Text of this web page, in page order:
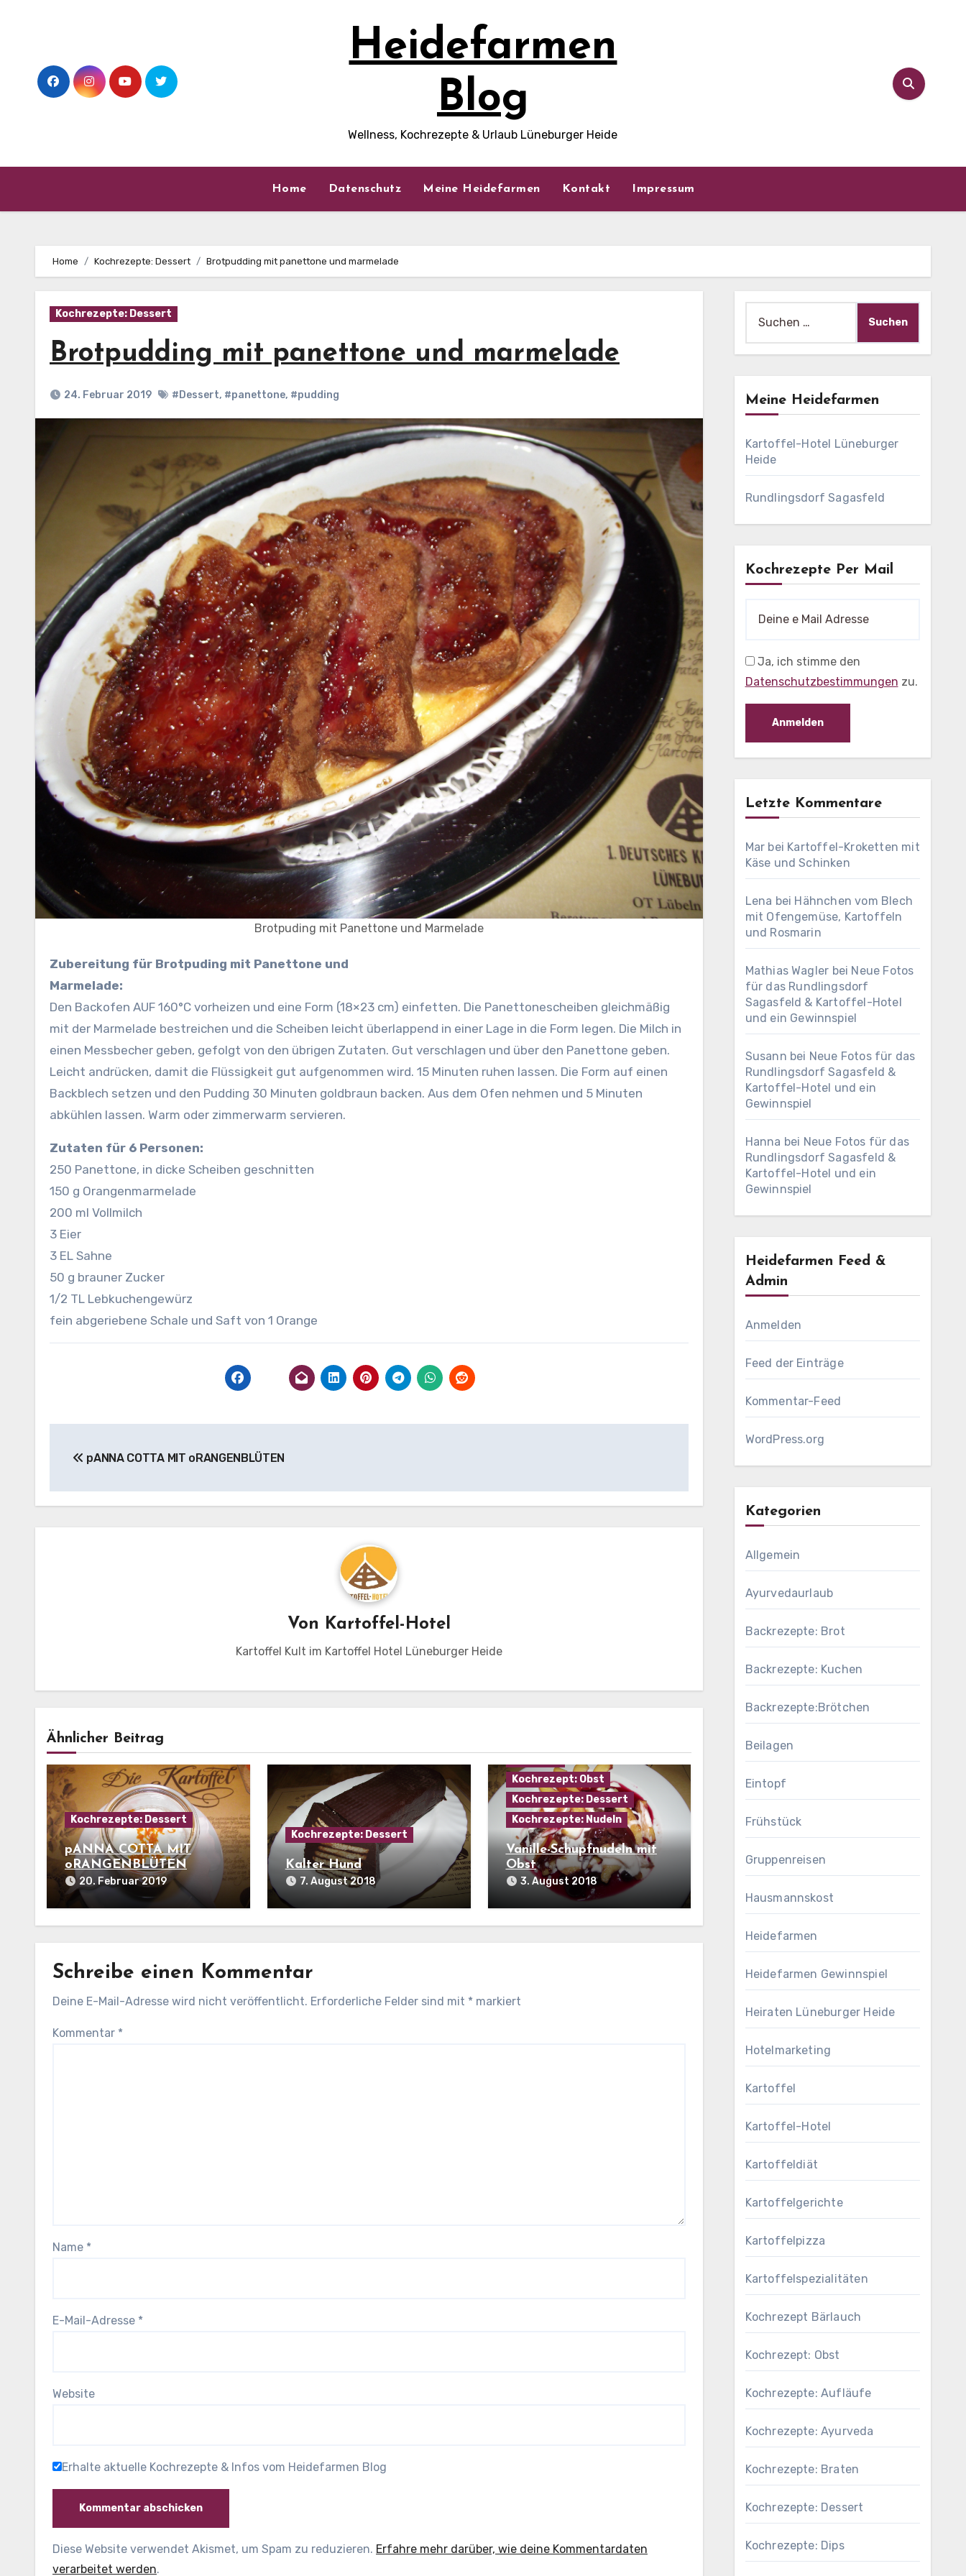
Heidefarmen
Blog
Wellness, Kochrezepte & Urlaub Lüneburger Heide
Home Datenschutz Meine Heidefarmen Kontakt Impressum
Home Kochrezepte: Dessert Brotpudding mit panettone und marmelade
Kochrezepte: Dessert
Brotpudding mit panettone und marmelade
24. Februar 2019 #Dessert, #panettone, #pudding
Brotpuding mit Panettone und Marmelade
Zubereitung für Brotpuding mit Panettone und
Marmelade:
Den Backofen AUF 160°C vorheizen und eine Form (18×23 cm) einfetten. Die Panettonescheiben gleichmäßig
mit der Marmelade bestreichen und die Scheiben leicht überlappend in einer Lage in die Form legen. Die Milch in
einen Messbecher geben, gefolgt von den übrigen Zutaten. Gut verschlagen und über den Panettone geben.
Leicht andrücken, damit die Flüssigkeit gut aufgenommen wird. 15 Minuten ruhen lassen. Die Form auf einen
Backblech setzen und den Pudding 30 Minuten goldbraun backen. Aus dem Ofen nehmen und 5 Minuten
abkühlen lassen. Warm oder zimmerwarm servieren.
Zutaten für 6 Personen:
250 Panettone, in dicke Scheiben geschnitten
150 g Orangenmarmelade
200 ml Vollmilch
3 Eier
3 EL Sahne
50 g brauner Zucker
1/2 TL Lebkuchengewürz
fein abgeriebene Schale und Saft von 1 Orange
pANNA COTTA MIT oRANGENBLÜTEN
Von Kartoffel-Hotel
Kartoffel Kult im Kartoffel Hotel Lüneburger Heide
Ähnlicher Beitrag
Kochrezepte: Dessert
pANNA COTTA MIT
oRANGENBLÜTEN
20. Februar 2019
Kochrezepte: Dessert
Kalter Hund
7. August 2018
Kochrezept: Obst
Kochrezepte: Dessert
Kochrezepte: Nudeln
Vanille-Schupfnudeln mit
Obst
3. August 2018
Schreibe einen Kommentar
Deine E-Mail-Adresse wird nicht veröffentlicht. Erforderliche Felder sind mit * markiert
Kommentar *
Name *
E-Mail-Adresse *
Website
Erhalte aktuelle Kochrezepte & Infos vom Heidefarmen Blog
Diese Website verwendet Akismet, um Spam zu reduzieren. Erfahre mehr darüber, wie deine Kommentardaten
verarbeitet werden.
nach:
Meine Heidefarmen
Kartoffel-Hotel Lüneburger
Heide
Rundlingsdorf Sagasfeld
Kochrezepte Per Mail
Ja, ich stimme den
Datenschutzbestimmungen zu.
Letzte Kommentare
Mar bei Kartoffel-Kroketten mit
Käse und Schinken
Lena bei Hähnchen vom Blech
mit Ofengemüse, Kartoffeln
und Rosmarin
Mathias Wagler bei Neue Fotos
für das Rundlingsdorf
Sagasfeld & Kartoffel-Hotel
und ein Gewinnspiel
Susann bei Neue Fotos für das
Rundlingsdorf Sagasfeld &
Kartoffel-Hotel und ein
Gewinnspiel
Hanna bei Neue Fotos für das
Rundlingsdorf Sagasfeld &
Kartoffel-Hotel und ein
Gewinnspiel
Heidefarmen Feed &
Admin
Anmelden
Feed der Einträge
Kommentar-Feed
WordPress.org
Kategorien
Allgemein
Ayurvedaurlaub
Backrezepte: Brot
Backrezepte: Kuchen
Backrezepte:Brötchen
Beilagen
Eintopf
Frühstück
Gruppenreisen
Hausmannskost
Heidefarmen
Heidefarmen Gewinnspiel
Heiraten Lüneburger Heide
Hotelmarketing
Kartoffel
Kartoffel-Hotel
Kartoffeldiät
Kartoffelgerichte
Kartoffelpizza
Kartoffelspezialitäten
Kochrezept Bärlauch
Kochrezept: Obst
Kochrezepte: Aufläufe
Kochrezepte: Ayurveda
Kochrezepte: Braten
Kochrezepte: Dessert
Kochrezepte: Dips